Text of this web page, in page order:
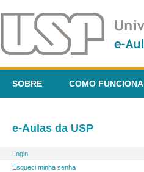
SOBRE COMO FUNCIONA
e-Aulas da USP
Login
Esqueci minha senha